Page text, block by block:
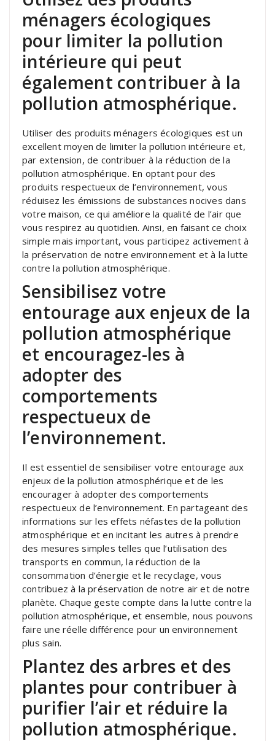
ménagers écologiques
pour limiter la pollution
intérieure qui peut
également contribuer à la
pollution atmosphérique.
Utiliser des produits ménagers écologiques est un
excellent moyen de limiter la pollution intérieure et,
par extension, de contribuer à la réduction de la
pollution atmosphérique. En optant pour des
produits respectueux de l’environnement, vous
réduisez les émissions de substances nocives dans
votre maison, ce qui améliore la qualité de l’air que
vous respirez au quotidien. Ainsi, en faisant ce choix
simple mais important, vous participez activement à
la préservation de notre environnement et à la lutte
contre la pollution atmosphérique.
Sensibilisez votre
entourage aux enjeux de la
pollution atmosphérique
et encouragez-les à
adopter des
comportements
respectueux de
l’environnement.
Il est essentiel de sensibiliser votre entourage aux
enjeux de la pollution atmosphérique et de les
encourager à adopter des comportements
respectueux de l’environnement. En partageant des
informations sur les effets néfastes de la pollution
atmosphérique et en incitant les autres à prendre
des mesures simples telles que l’utilisation des
transports en commun, la réduction de la
consommation d’énergie et le recyclage, vous
contribuez à la préservation de notre air et de notre
planète. Chaque geste compte dans la lutte contre la
pollution atmosphérique, et ensemble, nous pouvons
faire une réelle différence pour un environnement
plus sain.
Plantez des arbres et des
plantes pour contribuer à
purifier l’air et réduire la
pollution atmosphérique.